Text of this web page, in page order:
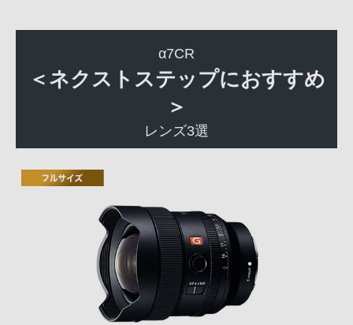
α7CR
＜ネクストステップにおすすめ
＞
レンズ3選